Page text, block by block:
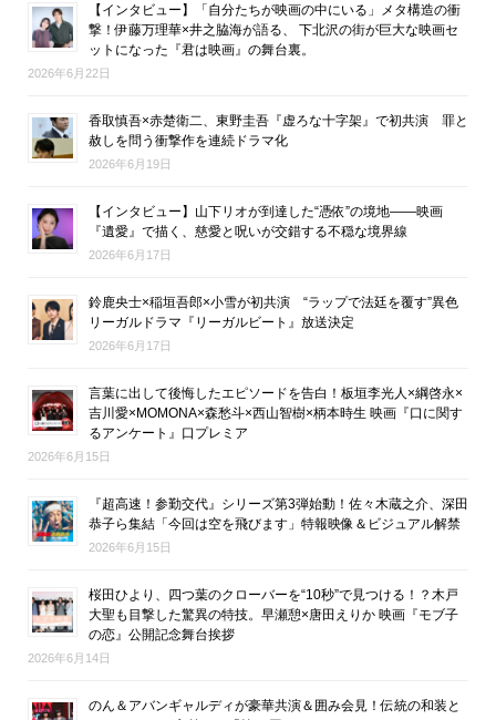
【インタビュー】「自分たちが映画の中にいる」メタ構造の衝
撃！伊藤万理華×井之脇海が語る、 下北沢の街が巨大な映画セ
ットになった『君は映画』の舞台裏。
2026年6月22日
香取慎吾×赤楚衛二、東野圭吾『虚ろな十字架』で初共演 罪と
赦しを問う衝撃作を連続ドラマ化
2026年6月19日
【インタビュー】山下リオが到達した“憑依”の境地――映画
『遺愛』で描く、慈愛と呪いが交錯する不穏な境界線
2026年6月17日
鈴鹿央士×稲垣吾郎×小雪が初共演 “ラップで法廷を覆す”異色
リーガルドラマ『リーガルビート』放送決定
2026年6月17日
言葉に出して後悔したエピソードを告白！板垣李光人×綱啓永×
吉川愛×MOMONA×森愁斗×西山智樹×柄本時生 映画『口に関す
るアンケート』口プレミア
2026年6月15日
『超高速！参勤交代』シリーズ第3弾始動！佐々木蔵之介、深田
恭子ら集結「今回は空を飛びます」特報映像＆ビジュアル解禁
2026年6月15日
桜田ひより、四つ葉のクローバーを“10秒”で見つける！？木戸
大聖も目撃した驚異の特技。早瀬憩×唐田えりか 映画『モブ子
の恋』公開記念舞台挨拶
2026年6月14日
のん＆アバンギャルディが豪華共演＆囲み会見！伝統の和装と